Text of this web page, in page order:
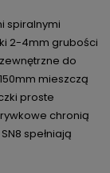
spiralnymi
2-4mm grubości
do
mieszczą
proste
chronią
spełniają